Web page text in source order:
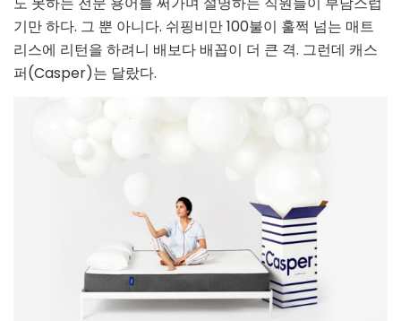
기만 하다. 그 뿐 아니다. 쉬핑비만 100불이 훌쩍 넘는 매트
리스에 리턴을 하려니 배보다 배꼽이 더 큰 격. 그런데 캐스
퍼(Casper)는 달랐다.